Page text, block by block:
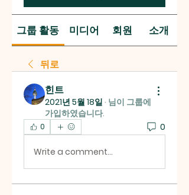
그룹 활동 미디어 회원 소개
뒤로
힌트
2021년 5월 18일 · 님이 그룹에
가입하였습니다.
0 0
Write a comment...